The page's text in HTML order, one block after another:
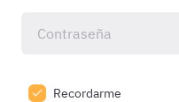
Recordarme